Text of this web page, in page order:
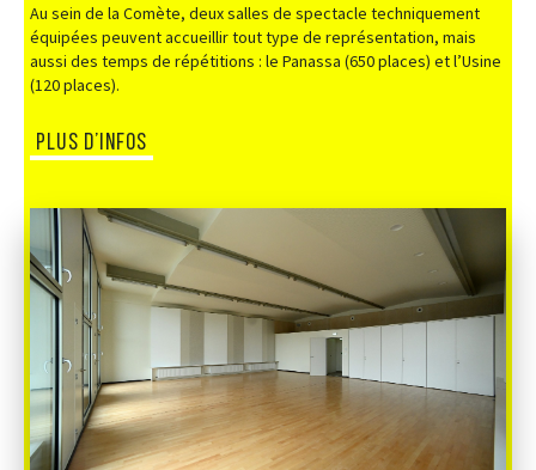
Au sein de la Comète, deux salles de spectacle techniquement
équipées peuvent accueillir tout type de représentation, mais
aussi des temps de répétitions : le Panassa (650 places) et l’Usine
(120 places).
PLUS D’INFOS